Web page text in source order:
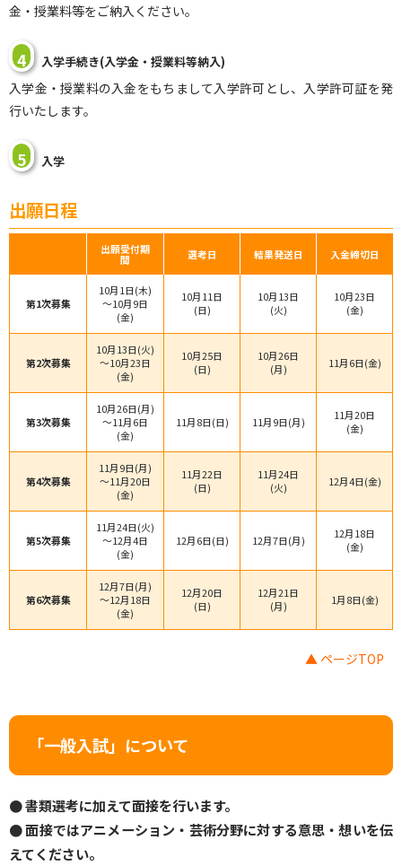
金・授業料等をご納入ください。
4 入学手続き(入学金・授業料等納入)
入学金・授業料の入金をもちまして入学許可とし、入学許可証を発
行いたします。
5 入学
出願日程
出願受付期
間 選考日 結果発送日 入金締切日
第1次募集
10月1日(木)
～10月9日
(金)
10月11日
(日)
10月13日
(火)
10月23日
(金)
第2次募集
10月13日(火)
～10月23日
(金)
10月25日
(日)
10月26日
(月)
11月6日(金)
第3次募集
10月26日(月)
～11月6日
(金)
11月8日(日) 11月9日(月)
11月20日
(金)
第4次募集
11月9日(月)
～11月20日
(金)
11月22日
(日)
11月24日
(火)
12月4日(金)
第5次募集
11月24日(火)
～12月4日
(金)
12月6日(日) 12月7日(月)
12月18日
(金)
第6次募集
12月7日(月)
～12月18日
(金)
12月20日
(日)
12月21日
(月)
1月8日(金)
▲ ページTOP
「一般入試」について
● 書類選考に加えて面接を行います。
● 面接ではアニメーション・芸術分野に対する意思・想いを伝
えてください。